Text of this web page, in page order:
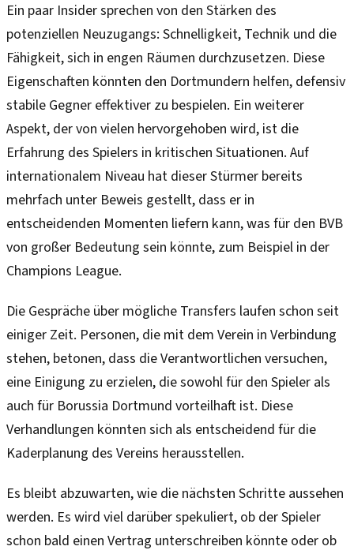
Ein paar Insider sprechen von den Stärken des
potenziellen Neuzugangs: Schnelligkeit, Technik und die
Fähigkeit, sich in engen Räumen durchzusetzen. Diese
Eigenschaften könnten den Dortmundern helfen, defensiv
stabile Gegner effektiver zu bespielen. Ein weiterer
Aspekt, der von vielen hervorgehoben wird, ist die
Erfahrung des Spielers in kritischen Situationen. Auf
internationalem Niveau hat dieser Stürmer bereits
mehrfach unter Beweis gestellt, dass er in
entscheidenden Momenten liefern kann, was für den BVB
von großer Bedeutung sein könnte, zum Beispiel in der
Champions League.
Die Gespräche über mögliche Transfers laufen schon seit
einiger Zeit. Personen, die mit dem Verein in Verbindung
stehen, betonen, dass die Verantwortlichen versuchen,
eine Einigung zu erzielen, die sowohl für den Spieler als
auch für Borussia Dortmund vorteilhaft ist. Diese
Verhandlungen könnten sich als entscheidend für die
Kaderplanung des Vereins herausstellen.
Es bleibt abzuwarten, wie die nächsten Schritte aussehen
werden. Es wird viel darüber spekuliert, ob der Spieler
schon bald einen Vertrag unterschreiben könnte oder ob